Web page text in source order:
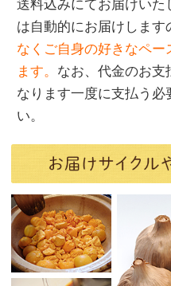
送料込みにてお届けいた
は自動的にお届けします
なくご自身の好きなペー
ます。 なお、代金のお支
なります一度に支払う必
い。